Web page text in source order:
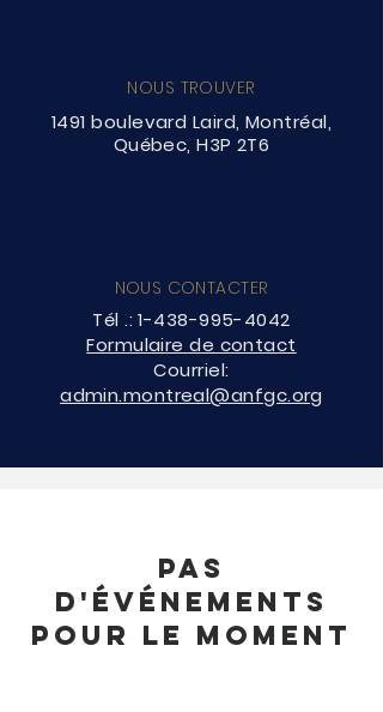
NOUS TROUVER
1491 boulevard Laird, Montréal,
Québec, H3P 2T6
NOUS CONTACTER
Tél .:1-438-995-4042
Formulaire de contact
Courriel:
admin.montreal@anfgc.org
Pas
d'événements
pour le moment